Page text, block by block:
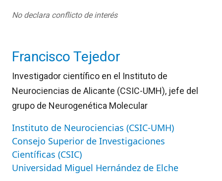
No declara conflicto de interés
Francisco Tejedor
Investigador científico en el Instituto de
Neurociencias de Alicante (CSIC-UMH), jefe del
grupo de Neurogenética Molecular
Instituto de Neurociencias (CSIC-UMH)
Consejo Superior de Investigaciones
Científicas (CSIC)
Universidad Miguel Hernández de Elche